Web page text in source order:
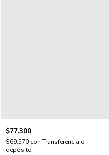
$77.300
$69.570 con Transferencia o
depósito